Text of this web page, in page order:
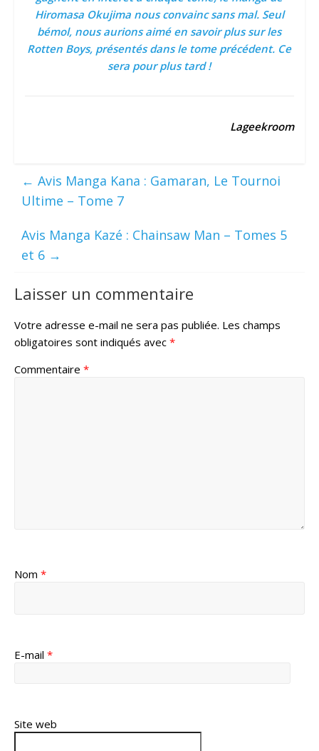
Hiromasa Okujima nous convainc sans mal. Seul
bémol, nous aurions aimé en savoir plus sur les
Rotten Boys, présentés dans le tome précédent. Ce
sera pour plus tard !
Lageekroom
← Avis Manga Kana : Gamaran, Le Tournoi
Ultime – Tome 7
Avis Manga Kazé : Chainsaw Man – Tomes 5
et 6 →
Laisser un commentaire
Votre adresse e-mail ne sera pas publiée. Les champs
obligatoires sont indiqués avec *
Commentaire *
Nom *
E-mail *
Site web